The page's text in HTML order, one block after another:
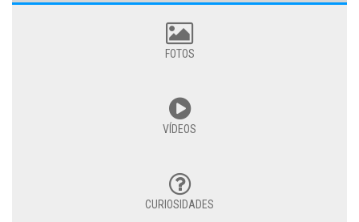
FOTOS
VÍDEOS
CURIOSIDADES